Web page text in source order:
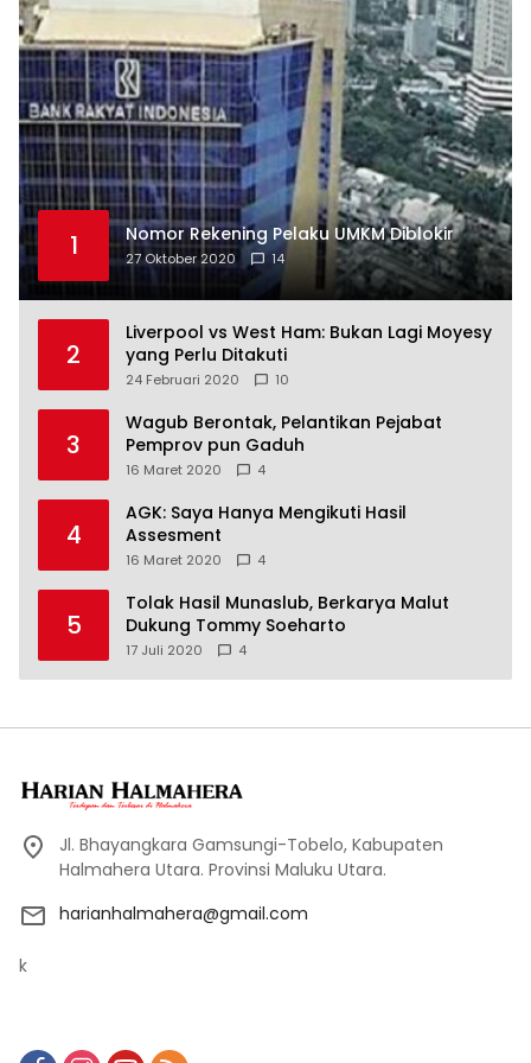
1 Nomor Rekening Pelaku UMKM Diblokir
27 Oktober 2020 14
2
Liverpool vs West Ham: Bukan Lagi Moyesy
yang Perlu Ditakuti
24 Februari 2020 10
3
Wagub Berontak, Pelantikan Pejabat
Pemprov pun Gaduh
16 Maret 2020 4
4
AGK: Saya Hanya Mengikuti Hasil
Assesment
16 Maret 2020 4
5
Tolak Hasil Munaslub, Berkarya Malut
Dukung Tommy Soeharto
17 Juli 2020 4
Jl. Bhayangkara Gamsungi-Tobelo, Kabupaten
Halmahera Utara. Provinsi Maluku Utara.
harianhalmahera@gmail.com
k